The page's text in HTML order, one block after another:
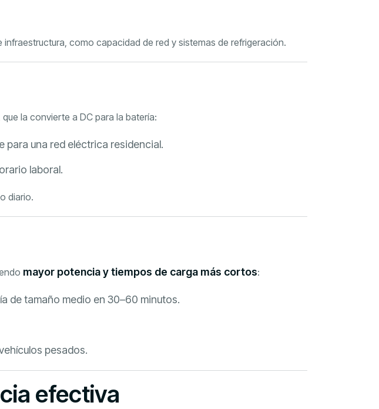
como capacidad de red y sistemas de refrigeración.
la convierte a DC para la batería:
para una red eléctrica residencial.
laboral.
diario.
mayor potencia y tiempos de carga más cortos:
de tamaño medio en 30–60 minutos.
pesados.
efectiva